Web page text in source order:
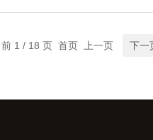
前 1 / 18 页 首页 上一页 下一